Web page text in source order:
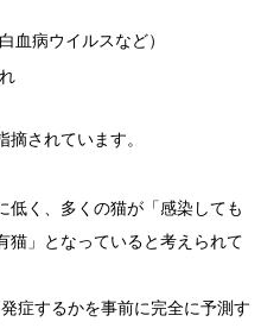
血病ウイルスなど）
されています。
低く、多くの猫が「感染しても
猫」となっていると考えられて
症するかを事前に完全に予測す